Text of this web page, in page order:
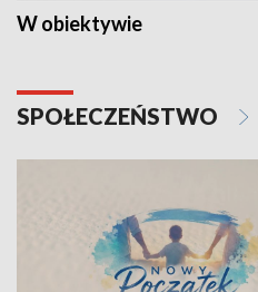
W obiektywie
SPOŁECZEŃSTWO